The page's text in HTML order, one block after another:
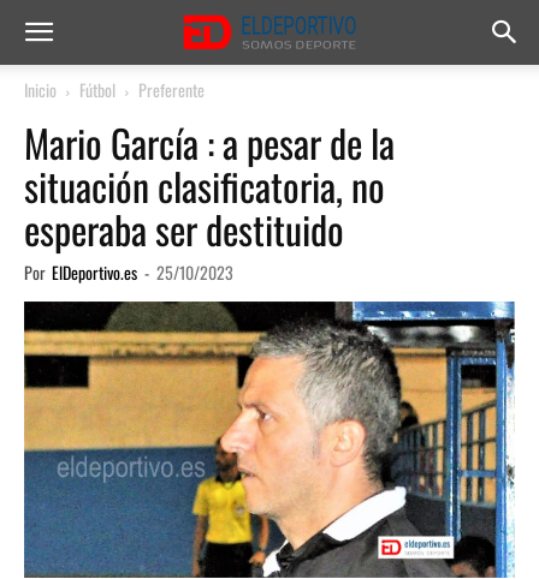
Inicio Fútbol Preferente
Mario García : a pesar de la
situación clasificatoria, no
esperaba ser destituido
Por ElDeportivo.es - 25/10/2023